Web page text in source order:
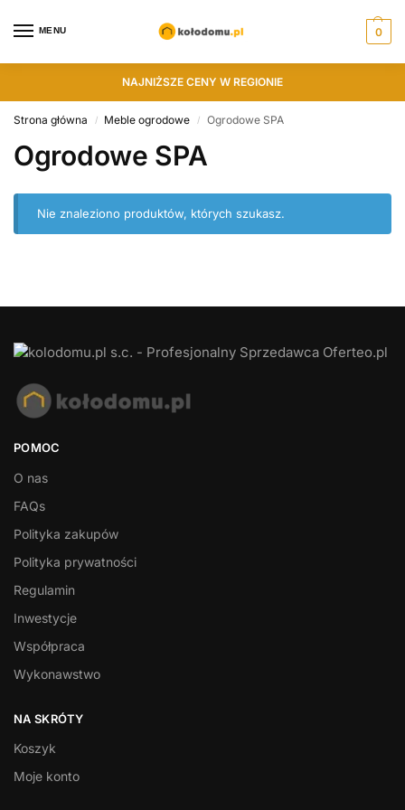
MENU 0
NAJNIŻSZE CENY W REGIONIE
Strona główna / Meble ogrodowe / Ogrodowe SPA
Ogrodowe SPA
Nie znaleziono produktów, których szukasz.
POMOC
O nas
FAQs
Polityka zakupów
Polityka prywatności
Regulamin
Inwestycje
Współpraca
Wykonawstwo
NA SKRÓTY
Koszyk
Moje konto